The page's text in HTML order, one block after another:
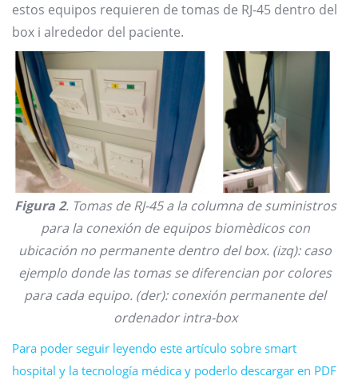
estos equipos requieren de tomas de RJ-45 dentro del
box i alrededor del paciente.
Figura 2. Tomas de RJ-45 a la columna de suministros
para la conexión de equipos biomèdicos con
ubicación no permanente dentro del box. (izq): caso
ejemplo donde las tomas se diferencian por colores
para cada equipo. (der): conexión permanente del
ordenador intra-box
Para poder seguir leyendo este artículo sobre smart
hospital y la tecnología médica y poderlo descargar en PDF